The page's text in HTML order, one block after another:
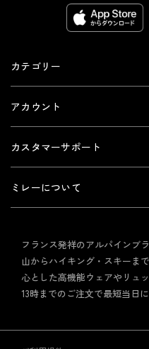
カテゴリー
アカウント
カスタマーサポート
ミレーについて
フランス発祥のアルパインブ
山からハイキング・スキーま
心とした高機能ウェアやリュ
13時までのご注文で最短当日